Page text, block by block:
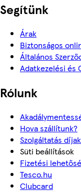
Segítünk
Árak
Biztonságos
Általános
Adatkezelési és
Rólunk
Hova szállítunk?
Szolgáltatás díjak
Süti beállítások
Fizetési
Tesco.hu
Clubcard